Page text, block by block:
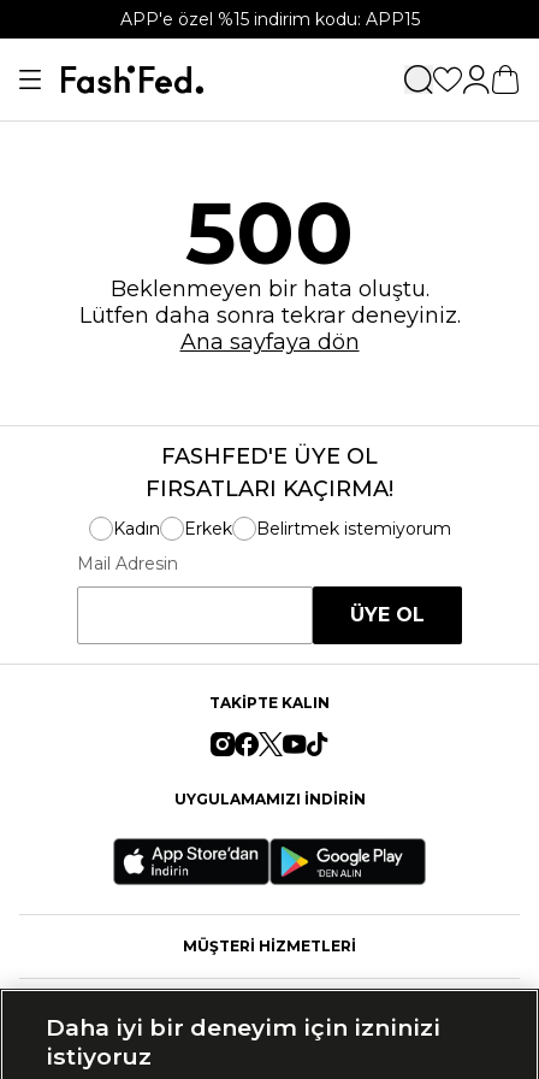
APP'e özel %15 indirim kodu: APP15
500
Beklenmeyen bir hata oluştu.
Lütfen daha sonra tekrar deneyiniz.
Ana sayfaya dön
FASHFED'E ÜYE OL
FIRSATLARI KAÇIRMA!
Kadın Erkek
Belirtmek istemiyorum
Mail Adresin
ÜYE OL
TAKİPTE KALIN
UYGULAMAMIZI İNDİRİN
MÜŞTERİ HİZMETLERİ
Daha iyi bir deneyim için izninizi
istiyoruz